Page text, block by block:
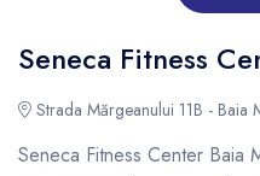
Seneca Fitness
Strada Mărgeanului 11B - Baia
Seneca Fitness Center Baia